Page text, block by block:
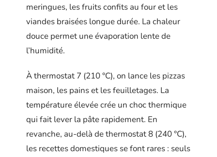
meringues, les fruits confits au four et les
viandes braisées longue durée. La chaleur
douce permet une évaporation lente de
l’humidité.
À thermostat 7 (210 °C), on lance les pizzas
maison, les pains et les feuilletages. La
température élevée crée un choc thermique
qui fait lever la pâte rapidement. En
revanche, au-delà de thermostat 8 (240 °C),
les recettes domestiques se font rares : seuls